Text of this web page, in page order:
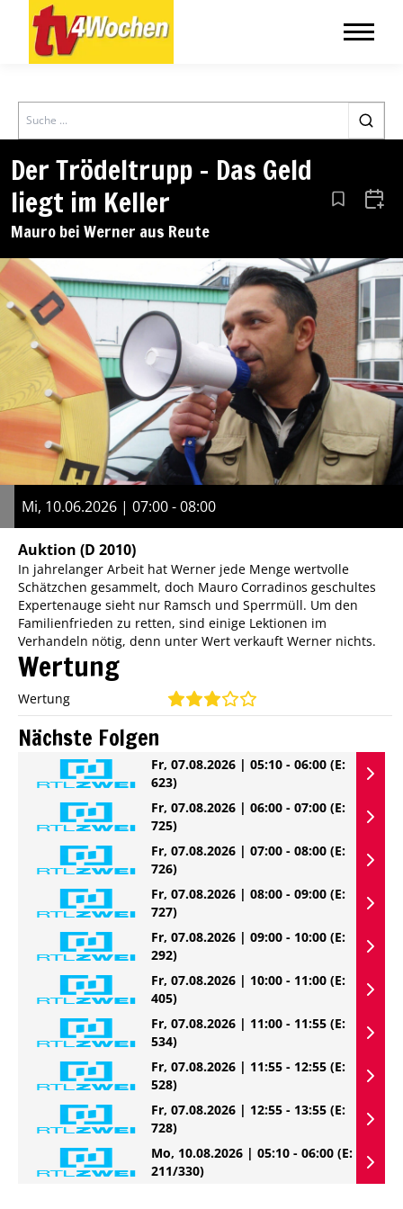
Search
Der Trödeltrupp – Das Geld
liegt im Keller
Mauro bei Werner aus Reute
Aus den
Mi, 10.06.2026 | 07:00 - 08:00
Auktion (D 2010)
In jahrelanger Arbeit hat Werner jede Menge wertvolle
Schätzchen gesammelt, doch Mauro Corradinos geschultes
Expertenauge sieht nur Ramsch und Sperrmüll. Um den
Familienfrieden zu retten, sind einige Lektionen im
Verhandeln nötig, denn unter Wert verkauft Werner nichts.
Wertung
Wertung
Nächste Folgen
Fr, 07.08.2026 | 05:10 - 06:00 (E:
623)
Fr, 07.08.2026 | 06:00 - 07:00 (E:
725)
Fr, 07.08.2026 | 07:00 - 08:00 (E:
726)
Fr, 07.08.2026 | 08:00 - 09:00 (E:
727)
Fr, 07.08.2026 | 09:00 - 10:00 (E:
292)
Fr, 07.08.2026 | 10:00 - 11:00 (E:
405)
Fr, 07.08.2026 | 11:00 - 11:55 (E:
534)
Fr, 07.08.2026 | 11:55 - 12:55 (E:
528)
Fr, 07.08.2026 | 12:55 - 13:55 (E:
728)
Mo, 10.08.2026 | 05:10 - 06:00 (E:
211/330)